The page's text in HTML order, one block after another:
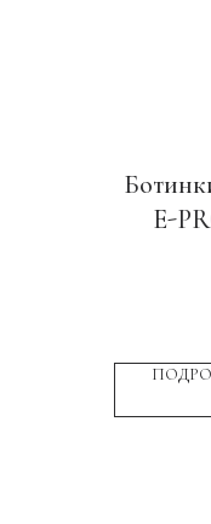
E-